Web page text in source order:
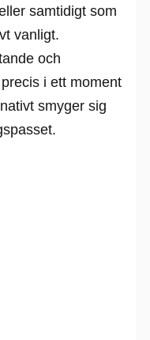
samtidigt som
vanligt.
och
i ett moment
smyger sig